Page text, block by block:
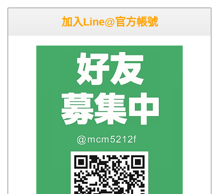
加入Line@官方帳號